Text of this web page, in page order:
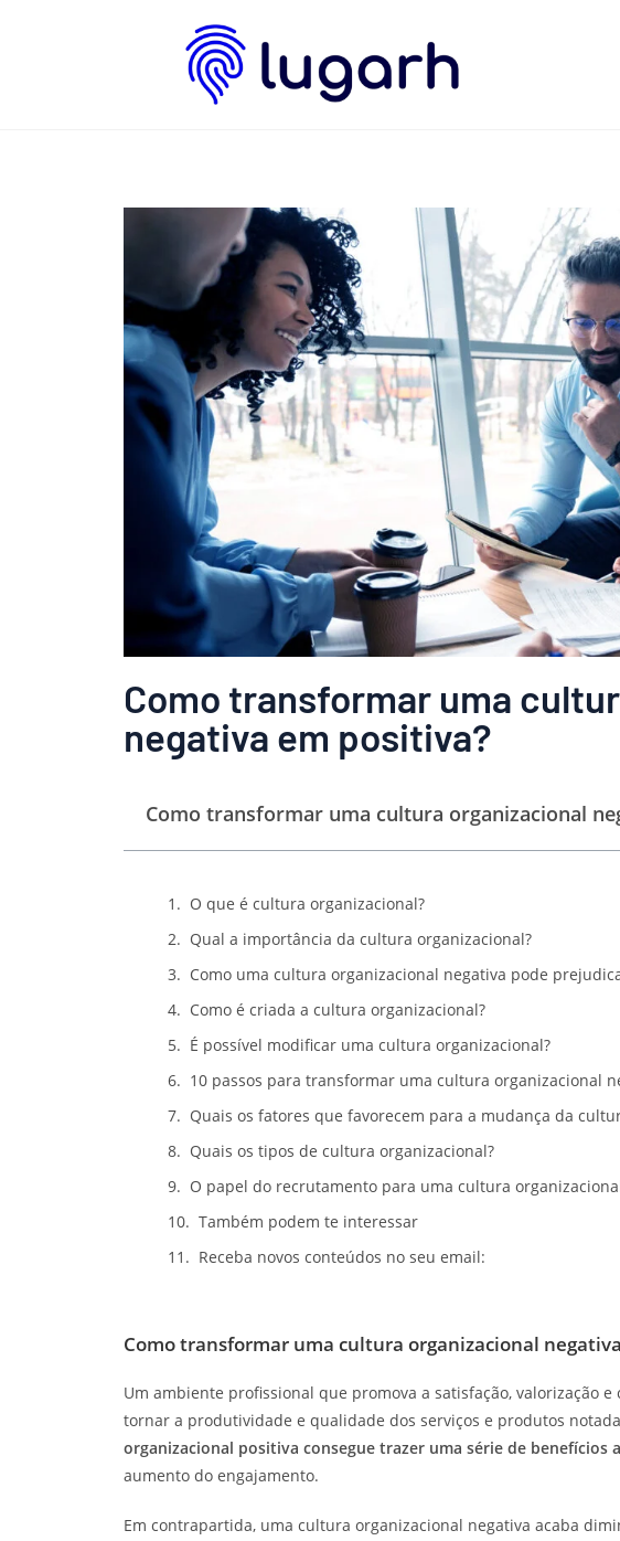
Como transformar uma
negativa em positiva?
Como transformar uma cultura organizacional
O que é cultura organizacional?
Qual a importância da cultura organizacional?
Como uma cultura organizacional negativa pode
Como é criada a cultura organizacional?
É possível modificar uma cultura organizacional?
10 passos para transformar uma cultura organizacional
Quais os fatores que favorecem para a mudança da
Quais os tipos de cultura organizacional?
O papel do recrutamento para uma cultura
Também podem te interessar
Receba novos conteúdos no seu email:
Como transformar uma cultura organizacional
Um ambiente profissional que promova a satisfação, valorização
tornar a produtividade e qualidade dos serviços e produtos
organizacional positiva consegue trazer uma série de benefícios
aumento do engajamento.
Em contrapartida, uma cultura organizacional negativa acaba